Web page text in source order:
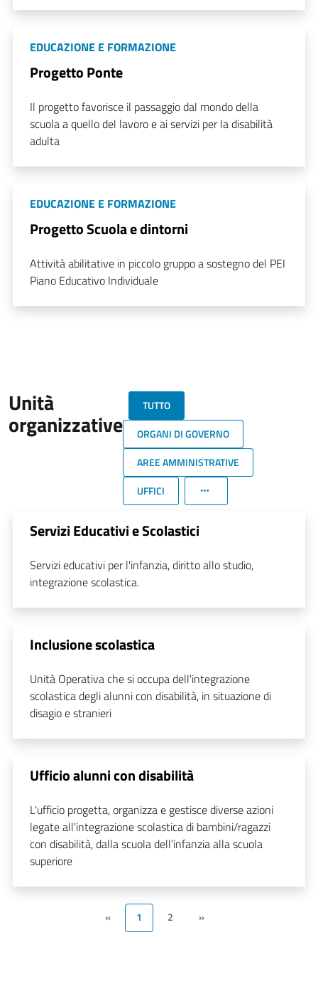
EDUCAZIONE E FORMAZIONE
Progetto Ponte
Il progetto favorisce il passaggio dal mondo della
scuola a quello del lavoro e ai servizi per la disabilità
adulta
EDUCAZIONE E FORMAZIONE
Progetto Scuola e dintorni
Attività abilitative in piccolo gruppo a sostegno del PEI
Piano Educativo Individuale
Unità
organizzative
TUTTO
ORGANI DI GOVERNO
AREE AMMINISTRATIVE
UFFICI
Servizi Educativi e Scolastici
Servizi educativi per l'infanzia, diritto allo studio,
integrazione scolastica.
Inclusione scolastica
Unità Operativa che si occupa dell'integrazione
scolastica degli alunni con disabilità, in situazione di
disagio e stranieri
Ufficio alunni con disabilità
L'ufficio progetta, organizza e gestisce diverse azioni
legate all'integrazione scolastica di bambini/ragazzi
con disabilità, dalla scuola dell’infanzia alla scuola
superiore
« 1 2 »